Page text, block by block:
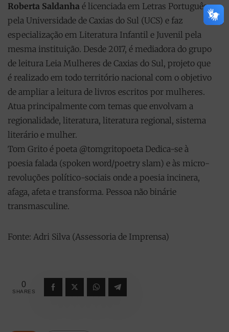
Roberta Saldanha é licenciada em Letras Português
pela Universidade de Caxias do Sul (UCS) e faz
especialização em Literatura Infantil e Juvenil pela
mesma instituição. Desde 2017, é mediadora do grupo
de leitura Leia Mulheres de Caxias do Sul, projeto que
é realizado em todo território nacional com o objetivo
de ampliar a leitura de livros escritos por mulheres.
Atua principalmente com temas que envolvam a
regionalidade, literatura, literatura regional, sistema
literário e mulher.
Tom Grito é poeta @tomgritopoeta Dedica-se à
poesia falada (spoken word/poetry slam) e às micro-
revoluções político-sociais onde a poesia incinera,
afaga, afeta e transforma. Pessoa não binárie
transmasculine.
Fonte: Adri Silva (Assessoria de Imprensa)
0
SHARES